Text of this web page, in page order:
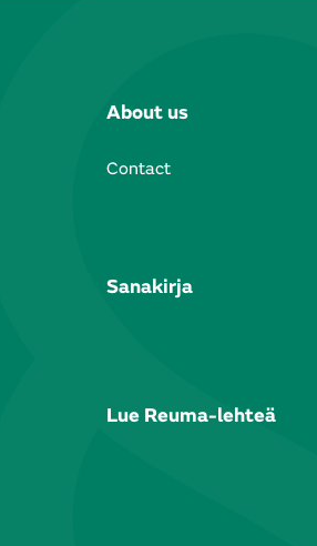
About us
Contact
Sanakirja
Lue Reuma-lehteä